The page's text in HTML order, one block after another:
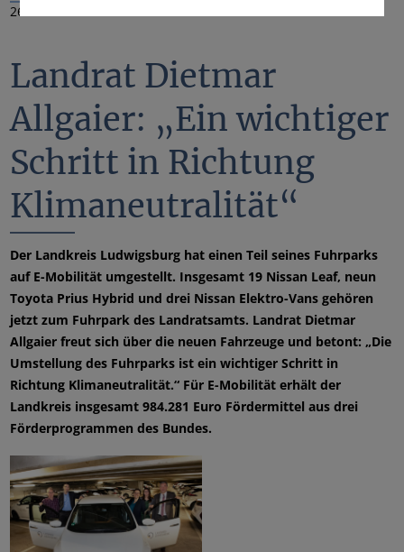
26.02.2020
Landrat Dietmar
Allgaier: „Ein wichtiger
Schritt in Richtung
Klimaneutralität“
Der Landkreis Ludwigsburg hat einen Teil seines Fuhrparks
auf E-Mobilität umgestellt. Insgesamt 19 Nissan Leaf, neun
Toyota Prius Hybrid und drei Nissan Elektro-Vans gehören
jetzt zum Fuhrpark des Landratsamts. Landrat Dietmar
Allgaier freut sich über die neuen Fahrzeuge und betont: „Die
Umstellung des Fuhrparks ist ein wichtiger Schritt in
Richtung Klimaneutralität.“ Für E-Mobilität erhält der
Landkreis insgesamt 984.281 Euro Fördermittel aus drei
Förderprogrammen des Bundes.